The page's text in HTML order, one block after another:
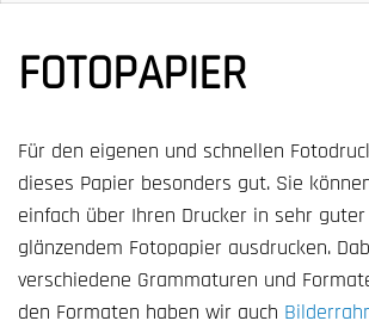
FOTOPAPIER
Für den eigenen und schnellen
dieses Papier besonders gut. Sie
einfach über Ihren Drucker in sehr
glänzendem Fotopapier ausdrucken.
verschiedene Grammaturen und
den Formaten haben wir auch